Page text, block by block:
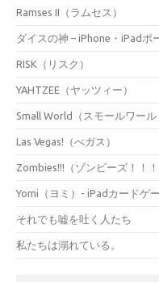
Ramses II（ラムセス）
ダイスの神 – iPhone・iPadボ
RISK（リスク）
YAHTZEE（ヤッツィー）
Small World（スモールワール
Las Vegas!（べガス）
Zombies!!!（ゾンビーズ！！！
Yomi（ヨミ）- iPadカードゲ
それでも嘘を吐く人たち
私たちは溺れている。